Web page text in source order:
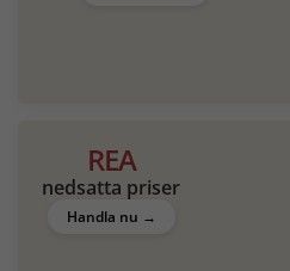
REA
nedsatta priser
Handla nu →